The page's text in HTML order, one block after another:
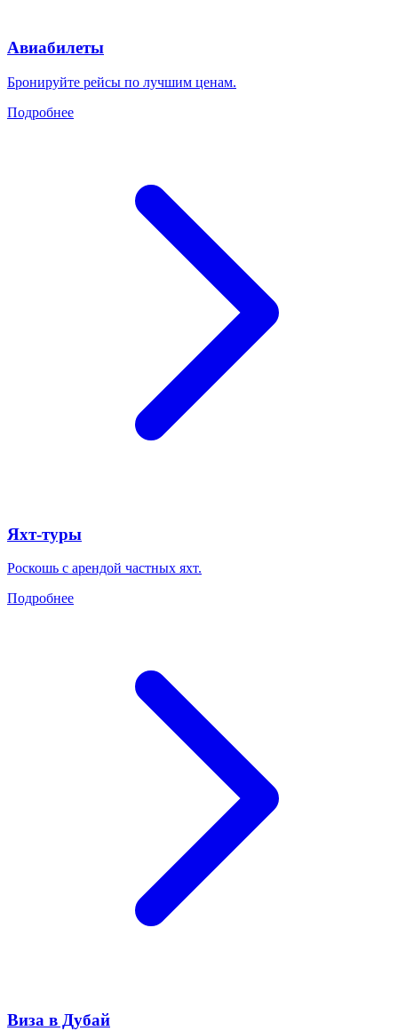
Авиабилеты
Бронируйте рейсы по лучшим ценам.
Подробнее
Яхт-туры
Роскошь с арендой частных яхт.
Подробнее
Виза в Дубай